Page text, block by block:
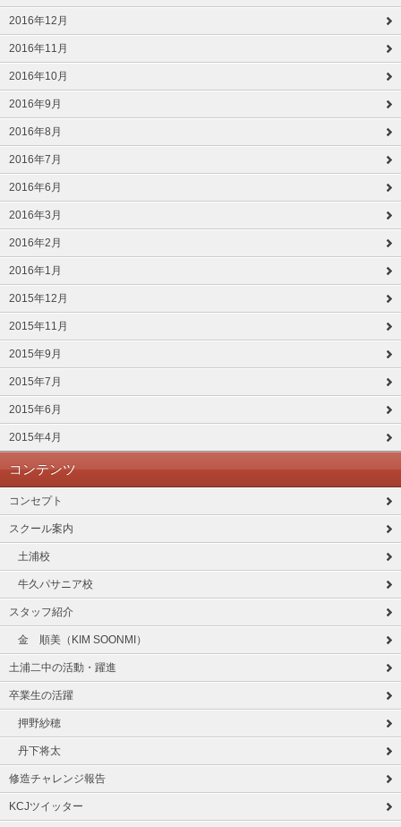
2016年12月
2016年11月
2016年10月
2016年9月
2016年8月
2016年7月
2016年6月
2016年3月
2016年2月
2016年1月
2015年12月
2015年11月
2015年9月
2015年7月
2015年6月
2015年4月
コンテンツ
コンセプト
スクール案内
土浦校
牛久パサニア校
スタッフ紹介
金 順美（KIM SOONMI）
土浦二中の活動・躍進
卒業生の活躍
押野紗穂
丹下将太
修造チャレンジ報告
KCJツイッター